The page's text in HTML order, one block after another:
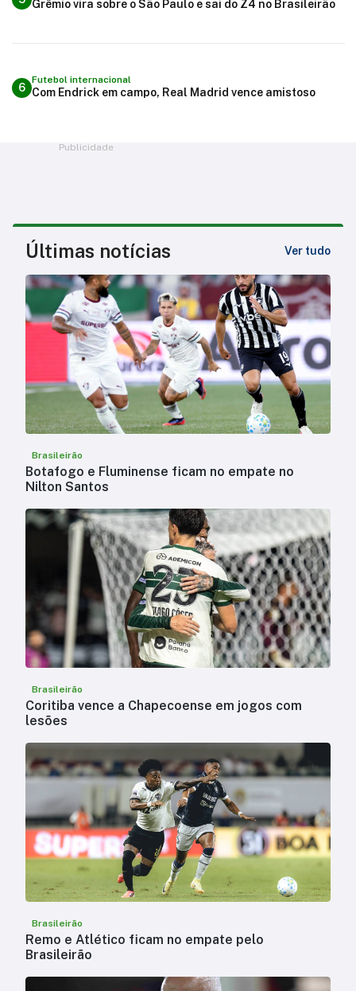
Grêmio vira sobre o São Paulo e sai do Z4 no Brasileirão
6
Futebol internacional
Com Endrick em campo, Real Madrid vence amistoso
Publicidade
Últimas notícias Ver tudo
Brasileirão
Botafogo e Fluminense ficam no empate no
Nilton Santos
Brasileirão
Coritiba vence a Chapecoense em jogos com
lesões
Brasileirão
Remo e Atlético ficam no empate pelo
Brasileirão